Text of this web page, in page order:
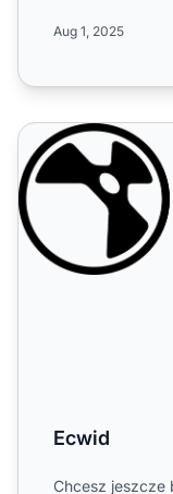
Aug 1, 2025
Ecwid
Ecwid
Chcesz jeszcze